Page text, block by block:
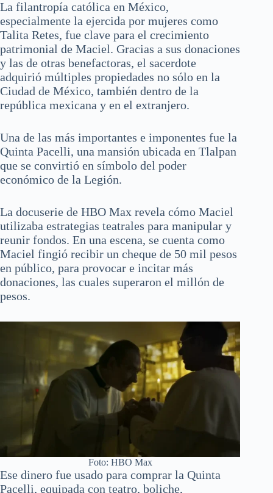
La filantropía católica en México,
especialmente la ejercida por mujeres como
Talita Retes, fue clave para el crecimiento
patrimonial de Maciel. Gracias a sus donaciones
y las de otras benefactoras, el sacerdote
adquirió múltiples propiedades no sólo en la
Ciudad de México, también dentro de la
república mexicana y en el extranjero.
Una de las más importantes e imponentes fue la
Quinta Pacelli, una mansión ubicada en Tlalpan
que se convirtió en símbolo del poder
económico de la Legión.
La docuserie de HBO Max revela cómo Maciel
utilizaba estrategias teatrales para manipular y
reunir fondos. En una escena, se cuenta como
Maciel fingió recibir un cheque de 50 mil pesos
en público, para provocar e incitar más
donaciones, las cuales superaron el millón de
pesos.
Foto: HBO Max
Ese dinero fue usado para comprar la Quinta
Pacelli, equipada con teatro, boliche,